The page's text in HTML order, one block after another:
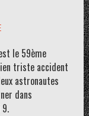
le 59ème
triste accident
astronautes
dans